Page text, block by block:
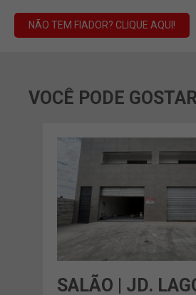
NÃO TEM FIADOR? CLIQUE AQUI!
VOCÊ PODE
SALÃO | JD.